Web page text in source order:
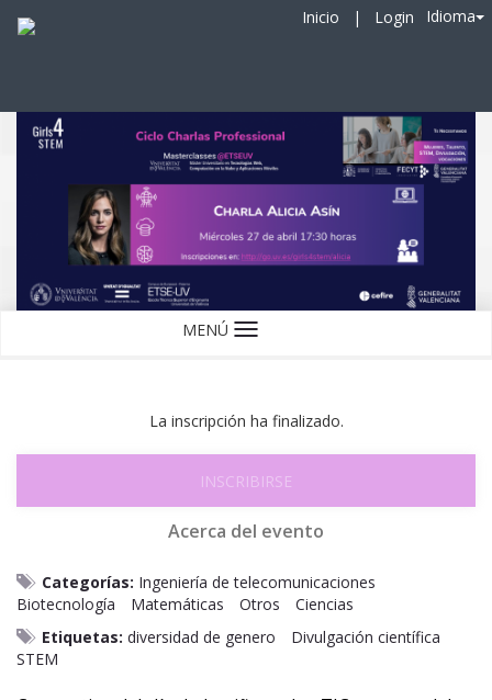
Inicio | Login Idioma
MENÚ Idioma
La inscripción ha finalizado.
INSCRIBIRSE
Acerca del evento
Categorías: Ingeniería de telecomunicaciones
Biotecnología
Matemáticas Otros
Ciencias
Etiquetas: diversidad de genero
Divulgación científica
STEM